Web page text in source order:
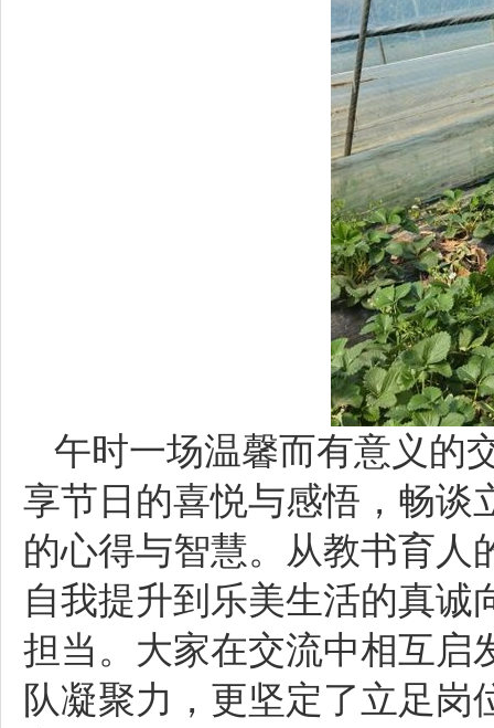
午时一场温馨而有意义的
享节日的喜悦与感悟，畅谈
的心得与智慧。从教书育人
自我提升到乐美生活的真
担当。大家在交流中相互启
队凝聚力，更坚定了立足